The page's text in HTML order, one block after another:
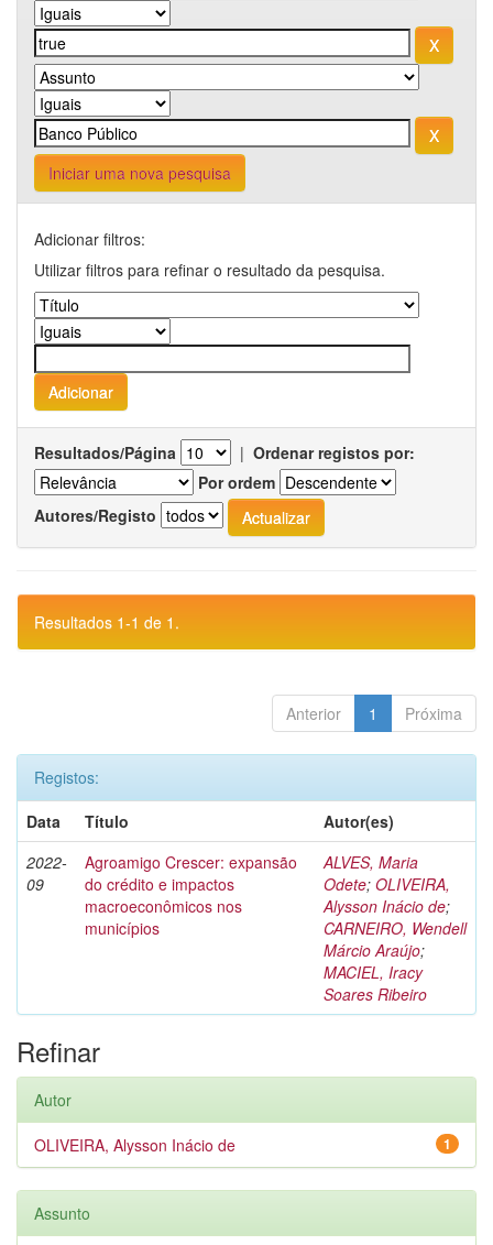
Iniciar uma nova pesquisa
Adicionar filtros:
Utilizar filtros para refinar o resultado da pesquisa.
Resultados/Página | Ordenar registos por:
Por ordem
Autores/Registo
Resultados 1-1 de 1.
Anterior 1 Próxima
Registos:
Data
Título
Autor(es)
2022-
09
Agroamigo Crescer: expansão
do crédito e impactos
macroeconômicos nos
municípios
ALVES, Maria
Odete; OLIVEIRA,
Alysson Inácio de;
CARNEIRO, Wendell
Márcio Araújo;
MACIEL, Iracy
Soares Ribeiro
Refinar
Autor
1
OLIVEIRA, Alysson Inácio de
Assunto